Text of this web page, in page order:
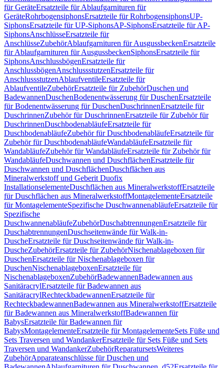
für GeräteErsatzteile für Ablaufgarnituren für
GeräteRohrbogensiphonsErsatzteile für RohrbogensiphonsUP-
SiphonsErsatzteile für UP-SiphonsAP-SiphonsErsatzteile für AP-
SiphonsAnschlüsseErsatzteile für
AnschlüsseZubehörAblaufgarnituren für AusgussbeckenErsatzteile
für Ablaufgarnituren für AusgussbeckenSiphonsErsatzteile für
SiphonsAnschlussbögenErsatzteile für
AnschlussbögenAnschlussstutzenErsatzteile für
AnschlussstutzenAblaufventileErsatzteile für
AblaufventileZubehörErsatzteile für ZubehörDuschen und
BadewannenDuschenBodenentwässerung für DuschenErsatzteile
für Bodenentwässerung für DuschenDuschrinnenErsatzteile für
DuschrinnenZubehör für DuschrinnenErsatzteile für Zubehör für
DuschrinnenDuschbodenabläufeErsatzteile für
DuschbodenabläufeZubehör für DuschbodenabläufeErsatzteile für
Zubehör für DuschbodenabläufeWandabläufeErsatzteile für
WandabläufeZubehör für WandabläufeErsatzteile für Zubehör für
WandabläufeDuschwannen und DuschflächenErsatzteile für
Duschwannen und DuschflächenDuschflächen aus
Mineralwerkstoff und Geberit Duofix
InstallationselementeDuschflächen aus MineralwerkstoffErsatzteile
für Duschflächen aus MineralwerkstoffMontagelementeErsatzteile
für MontagelementeSpezifische DuschwannenabläufeErsatzteile für
Spezifische
DuschwannenabläufeZubehörDuschabtrennungenErsatzteile für
DuschabtrennungenDuschseitenwände für Walk-in-
DuscheErsatzteile für Duschseitenwände für Walk-in-
DuscheZubehörErsatzteile für ZubehörNischenablageboxen für
DuschenErsatzteile für Nischenablageboxen für
DuschenNischenablageboxenErsatzteile für
NischenablageboxenZubehörBadewannenBadewannen aus
SanitäracrylErsatzteile für Badewannen aus
SanitäracrylRechteckbadewannenErsatzteile für
RechteckbadewannenBadewannen aus MineralwerkstoffErsatzteile
für Badewannen aus MineralwerkstoffBadewannen für
BabysErsatzteile für Badewannen für
BabysMontagelementeErsatzteile für MontagelementeSets Füße und
Sets Traversen und WandankerErsatzteile für Sets Füße und Sets
Traversen und WandankerZubehörReparatursetsWeiteres
ZubehörApparateanschlüsse für Duschen und